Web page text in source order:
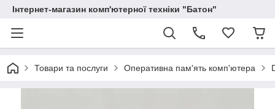
Інтернет-магазин комп'ютерної техніки "Батон"
Товари та послуги Оперативна пам'ять комп'ютера